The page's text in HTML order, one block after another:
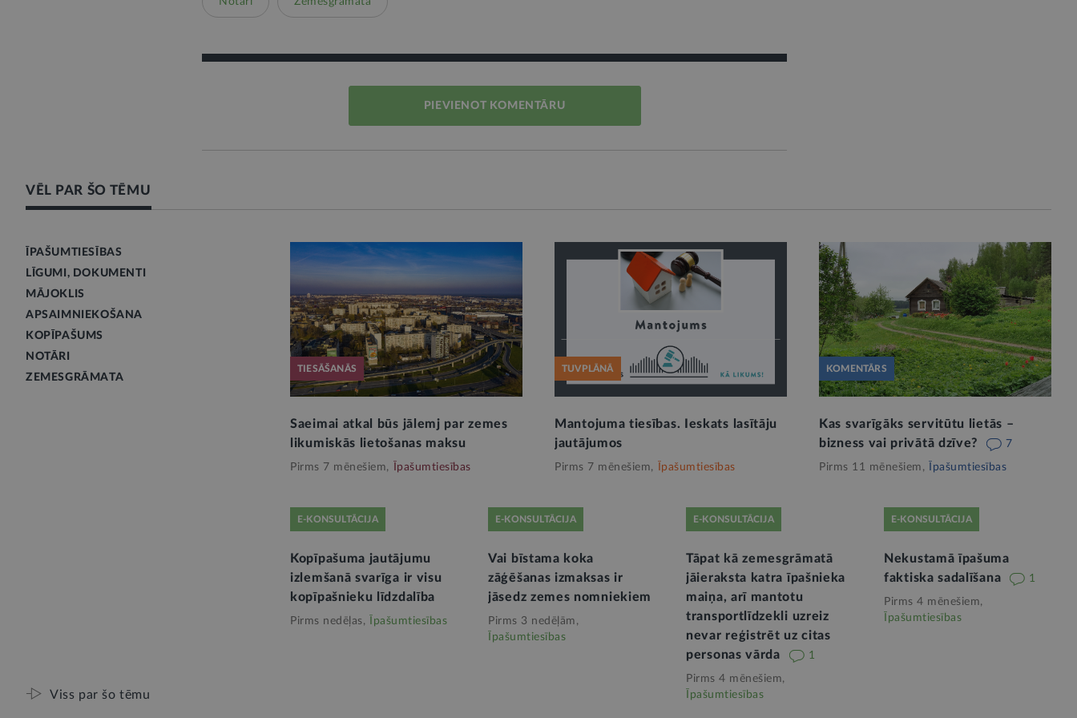
PIEVIENOT KOMENTĀRU
VĒL PAR ŠO TĒMU
ĪPAŠUMTIESĪBAS
LĪGUMI, DOKUMENTI
MĀJOKLIS
APSAIMNIEKOŠANA
KOPĪPAŠUMS
NOTĀRI
ZEMESGRĀMATA
TIESĀŠANĀS
Saeimai atkal būs jālemj par zemes
likumiskās lietošanas maksu
Pirms 7 mēnešiem, Īpašumtiesības
TUVPLĀNĀ
Mantojuma tiesības. Ieskats lasītāju
jautājumos
Pirms 7 mēnešiem, Īpašumtiesības
KOMENTĀRS
Kas svarīgāks servitūtu lietās –
bizness vai privātā dzīve?
7
Pirms 11 mēnešiem, Īpašumtiesības
E-KONSULTĀCIJA
Kopīpašuma jautājumu
izlemšanā svarīga ir visu
kopīpašnieku līdzdalība
Pirms nedēļas, Īpašumtiesības
E-KONSULTĀCIJA
Vai bīstama koka
zāģēšanas izmaksas ir
jāsedz zemes nomniekiem
Pirms 3 nedēļām,
Īpašumtiesības
E-KONSULTĀCIJA
Tāpat kā zemesgrāmatā
jāieraksta katra īpašnieka
maiņa, arī mantotu
transportlīdzekli uzreiz
nevar reģistrēt uz citas
personas vārda
1
Pirms 4 mēnešiem,
Īpašumtiesības
E-KONSULTĀCIJA
Nekustamā īpašuma
faktiska sadalīšana
1
Pirms 4 mēnešiem,
Īpašumtiesības
Viss par šo tēmu